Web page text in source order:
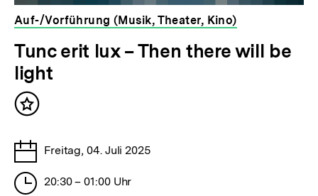
Auf-/Vorführung (Musik, Theater, Kino)
veranstaltet
von
der
bpb
Tunc erit lux – Then there will be
light
Inhalt
Tage
Freitag, 04. Juli 2025
Stunden
20:30 – 01:00 Uhr